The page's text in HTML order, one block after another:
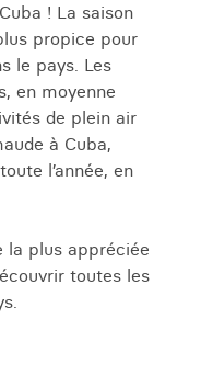
! La saison
propice pour
le pays. Les
en moyenne
de plein air
à Cuba,
l’année, en
la plus appréciée
toutes les